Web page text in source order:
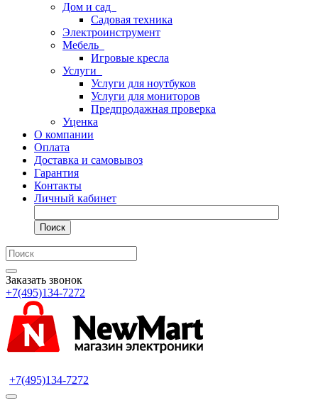
Дом и сад
Садовая техника
Электроинструмент
Мебель
Игровые кресла
Услуги
Услуги для ноутбуков
Услуги для мониторов
Предпродажная проверка
Уценка
О компании
Оплата
Доставка и самовывоз
Гарантия
Контакты
Личный кабинет
Поиск
Заказать звонок
+7(495)134-7272
+7(495)134-7272